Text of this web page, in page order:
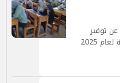
عن توفير
النماذج الاسترشادية لامتحانات الثانوية العامة لعام 2025